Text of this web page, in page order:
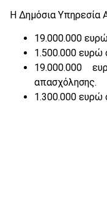
Η Δημόσια Υπηρεσία
19.000.000
1.500.000 ευρώ
19.000.000
απασχόλησης.
1.300.000 ευρώ